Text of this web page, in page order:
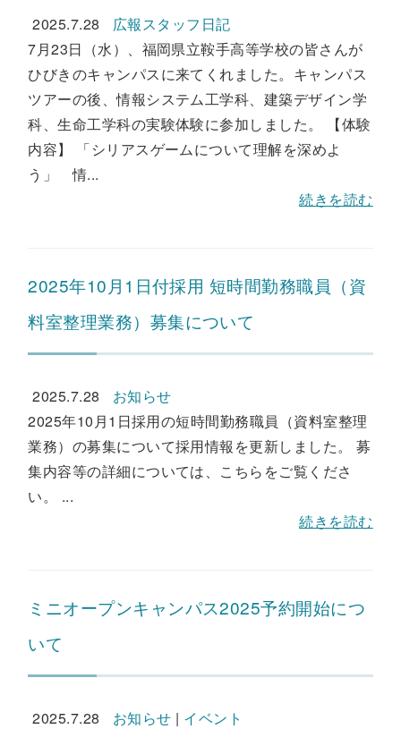
2025.7.28
広報スタッフ日記
7月23日（水）、福岡県立鞍手高等学校の皆さんが
ひびきのキャンパスに来てくれました。キャンパス
ツアーの後、情報システム工学科、建築デザイン学
科、生命工学科の実験体験に参加しました。 【体験
内容】 「シリアスゲームについて理解を深めよ
う」 情...
続きを読む
2025年10月1日付採用 短時間勤務職員（資
料室整理業務）募集について
2025.7.28
お知らせ
2025年10月1日採用の短時間勤務職員（資料室整理
業務）の募集について採用情報を更新しました。 募
集内容等の詳細については、こちらをご覧くださ
い。 ...
続きを読む
ミニオープンキャンパス2025予約開始につ
いて
2025.7.28 お知らせ | イベント